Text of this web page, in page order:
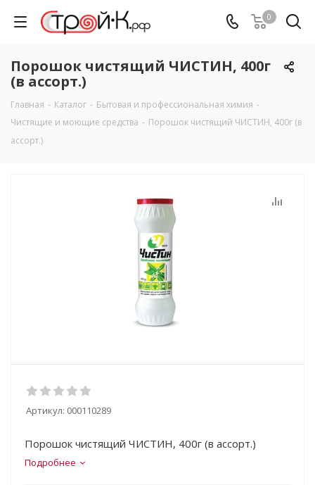
0
Порошок чистящий ЧИСТИН, 400г
(в ассорт.)
Главная - Каталог - Бытовая и профессиональная химия -
Чистящие и моющие средства - Порошок чистящий ЧИСТИН, 400г (в
ассорт.)
Артикул: 000110289
Порошок чистящий ЧИСТИН, 400г (в ассорт.)
Подробнее